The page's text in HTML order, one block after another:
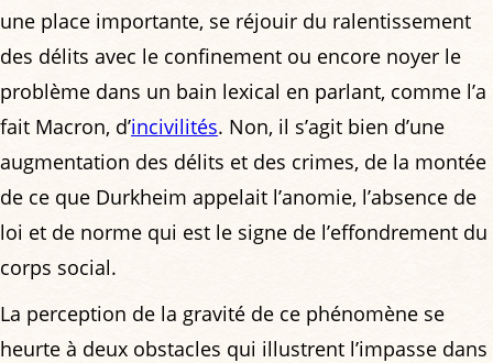
une place importante, se réjouir du ralentissement
des délits avec le confinement ou encore noyer le
problème dans un bain lexical en parlant, comme l’a
fait Macron, d’incivilités. Non, il s’agit bien d’une
augmentation des délits et des crimes, de la montée
de ce que Durkheim appelait l’anomie, l’absence de
loi et de norme qui est le signe de l’effondrement du
corps social.
La perception de la gravité de ce phénomène se
heurte à deux obstacles qui illustrent l’impasse dans